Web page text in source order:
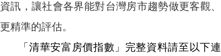
資訊，讓社會各界能對台灣房市趨勢做更客觀、
更精準的評估。
「清華安富房價指數」完整資料請至以下連